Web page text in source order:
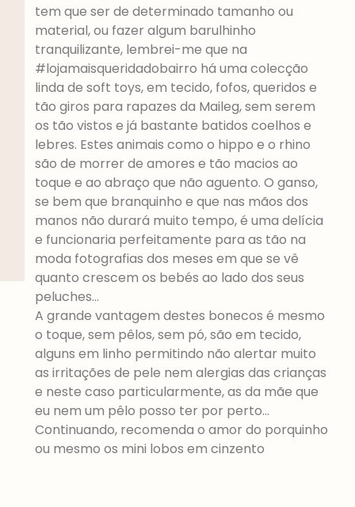
tem que ser de determinado tamanho ou
material, ou fazer algum barulhinho
tranquilizante, lembrei-me que na
#lojamaisqueridadobairro há uma colecção
linda de soft toys, em tecido, fofos, queridos e
tão giros para rapazes da Maileg, sem serem
os tão vistos e já bastante batidos coelhos e
lebres. Estes animais como o hippo e o rhino
são de morrer de amores e tão macios ao
toque e ao abraço que não aguento. O ganso,
se bem que branquinho e que nas mãos dos
manos não durará muito tempo, é uma delícia
e funcionaria perfeitamente para as tão na
moda fotografias dos meses em que se vê
quanto crescem os bebés ao lado dos seus
peluches…
A grande vantagem destes bonecos é mesmo
o toque, sem pêlos, sem pó, são em tecido,
alguns em linho permitindo não alertar muito
as irritações de pele nem alergias das crianças
e neste caso particularmente, as da mãe que
eu nem um pêlo posso ter por perto…
Continuando, recomenda o amor do porquinho
ou mesmo os mini lobos em cinzento